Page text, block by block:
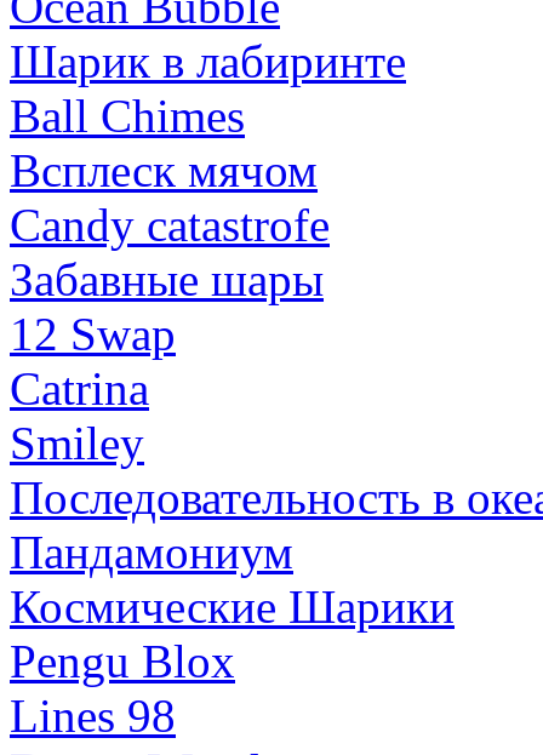
Шарик в лабиринте
Ball Chimes
Всплеск мячом
Candy catastrofe
Забавные шары
12 Swap
Catrina
Smiley
Последовательность в
Пандамониум
Космические Шарики
Pengu Blox
Lines 98